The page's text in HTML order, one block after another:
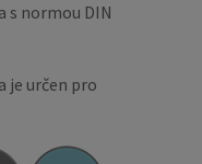
s normou DIN
je určen pro